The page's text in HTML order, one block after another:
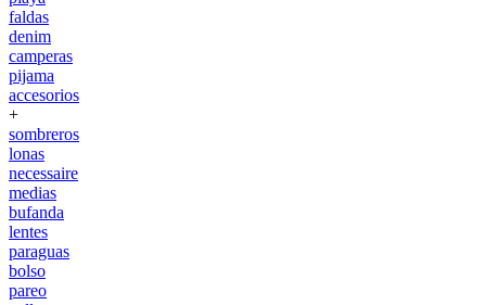
faldas
denim
camperas
pijama
accesorios
+
sombreros
lonas
necessaire
medias
bufanda
lentes
paraguas
bolso
pareo